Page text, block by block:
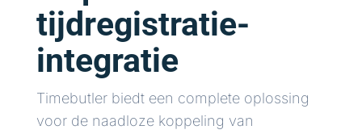
tijdregistratie-
integratie
Timebutler biedt een complete oplossing
voor de naadloze koppeling van